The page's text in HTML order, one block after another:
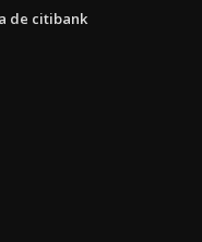
de citibank